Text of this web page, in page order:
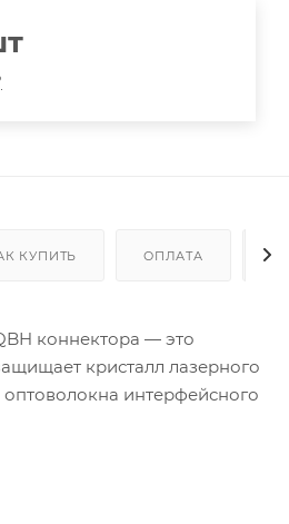
КУПИТЬ ОПЛАТА
коннектора — это
кристалл лазерного
интерфейсного